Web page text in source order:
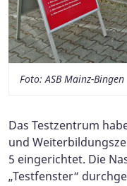
Foto: ASB Mainz-Bingen
Das Testzentrum
und
5 eingerichtet. Die
„Testfenster“